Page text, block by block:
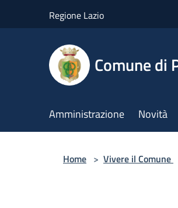
Regione Lazio
Comune di
Amministrazione Novità
Home > Vivere il Comune